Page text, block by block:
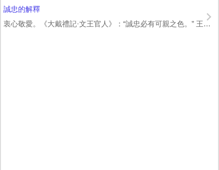
誠忠的解釋
衷心敬愛。《大戴禮記·文王官人》：“誠忠必有可親之色。” 王聘珍 解詁：“忠，...